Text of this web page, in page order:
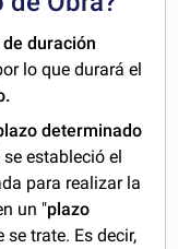
duración
lo que durará el
determinado
estableció el
para realizar la
un "plazo
trate. Es decir,